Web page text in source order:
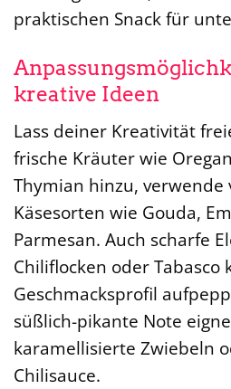
praktischen Snack für
kreative Ideen
Lass deiner Kreativität
frische Kräuter wie
Thymian hinzu, verwende
Käsesorten wie Gouda,
Parmesan. Auch scharfe
Chiliflocken oder Tabasco
Geschmacksprofil
süßlich-pikante Note
karamellisierte Zwiebeln
Chilisauce.